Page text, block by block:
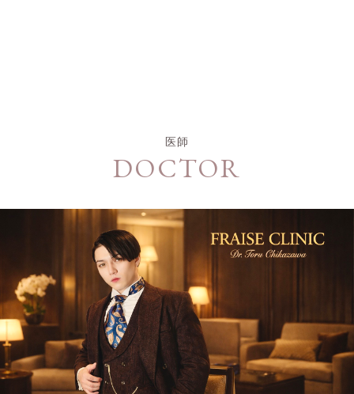
医師
DOCTOR